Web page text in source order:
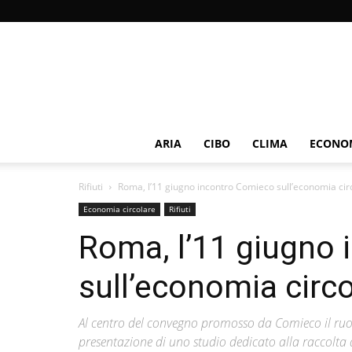
ARIA CIBO CLIMA
Rifiuti Roma, l’11 giugno incontro Comieco sull’economia
Economia circolare Rifiuti
Roma, l’11
sull’economia
Al centro del convegno promosso da Comieco il
presentazione di uno studio dedicato alla